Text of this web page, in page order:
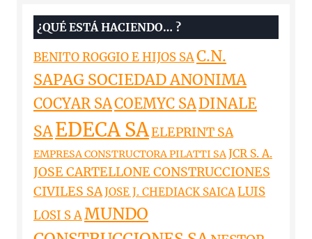
¿QUÉ ESTÁ HACIENDO… ?
BENITO ROGGIO E HIJOS SAC.N.
SAPAG SOCIEDAD ANONIMA
COCYAR SACOEMYC SADINALE
SAEDECA SAELEPRINT SA
EMPRESA CONSTRUCTORA PILATTI SAJCR S. A.
JOSE CARTELLONE CONSTRUCCIONES
CIVILES SAJOSE J. CHEDIACK SAICALUIS
LOSI S AMUNDO